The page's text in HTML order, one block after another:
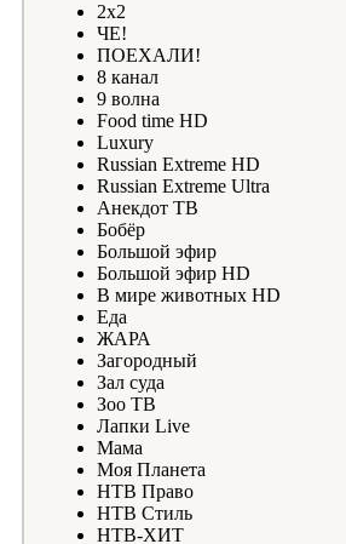
2х2
ЧЕ!
ПОЕХАЛИ!
8 канал
9 волна
Food time HD
Luxury
Russian Extreme HD
Russian Extreme Ultra
Анекдот ТВ
Бобёр
Большой эфир
Большой эфир HD
В мире животных HD
Еда
ЖАРА
Загородный
Зал суда
Зоо ТВ
Лапки Live
Мама
Моя Планета
НТВ Право
НТВ Стиль
НТВ-ХИТ